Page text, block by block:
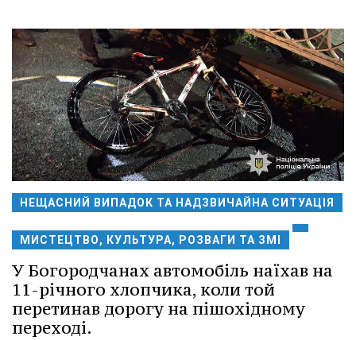
НЕЩАСНИЙ ВИПАДОК ТА НАДЗВИЧАЙНА СИТУАЦІЯ
МИСТЕЦТВО, КУЛЬТУРА, РОЗВАГИ ТА ЗМІ
У Богородчанах автомобіль наїхав на
11-річного хлопчика, коли той
перетинав дорогу на пішохідному
переході.